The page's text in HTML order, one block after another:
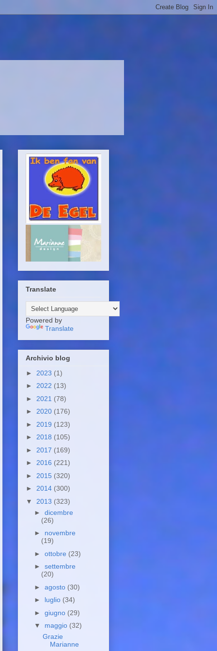
Translate
Powered by
Translate
Archivio blog
► 2023 (1)
► 2022 (13)
► 2021 (78)
► 2020 (176)
► 2019 (123)
► 2018 (105)
► 2017 (169)
► 2016 (221)
► 2015 (320)
► 2014 (300)
▼ 2013 (323)
► dicembre
(26)
► novembre
(19)
► ottobre (23)
► settembre
(20)
► agosto (30)
► luglio (34)
► giugno (29)
▼ maggio (32)
Grazie
Marianne